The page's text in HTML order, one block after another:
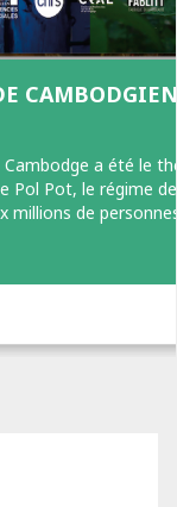
a été le
Pol Pot, le régime
millions de